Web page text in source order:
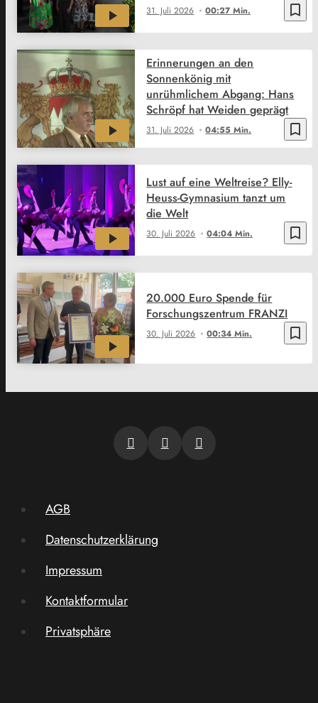
bookmark_border
31. Juli 2026 00:27 Min.
bookmark_border
31. Juli 2026 04:55 Min.
Erinnerungen an den
Sonnenkönig mit
unrühmlichem Abgang: Hans
Schröpf hat Weiden geprägt
bookmark_border
30. Juli 2026 04:04 Min.
Lust auf eine Weltreise? Elly-
Heuss-Gymnasium tanzt um
die Welt
bookmark_border
30. Juli 2026 00:34 Min.
20.000 Euro Spende für
Forschungszentrum FRANZI
AGB
Datenschutzerklärung
Impressum
Kontaktformular
Privatsphäre